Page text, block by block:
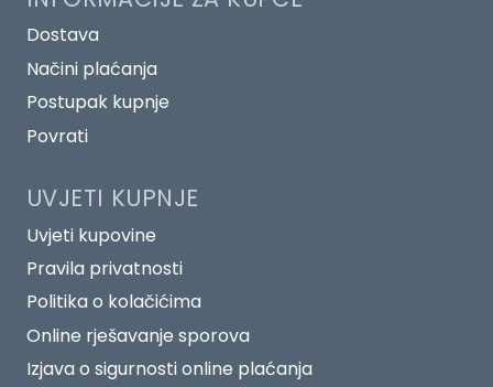
Dostava
Načini plaćanja
Postupak kupnje
Povrati
UVJETI KUPNJE
Uvjeti kupovine
Pravila privatnosti
Politika o kolačićima
Online rješavanje sporova
Izjava o sigurnosti online plaćanja